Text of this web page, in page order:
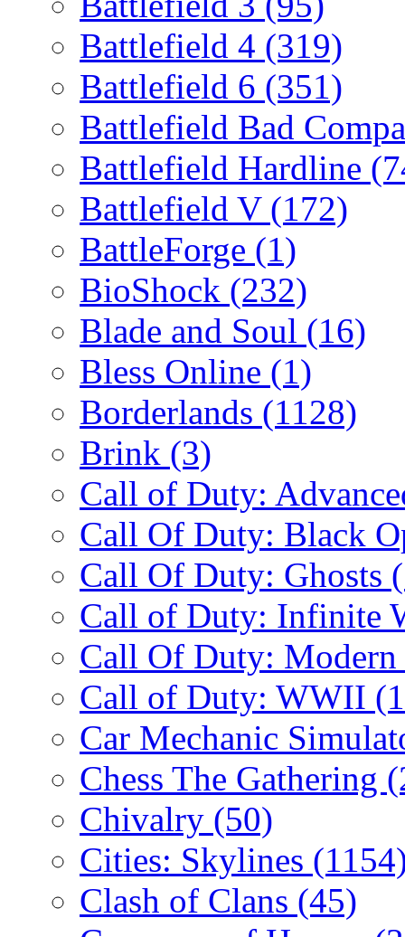
Battlefield 4 (319)
Battlefield 6 (351)
Battlefield Bad
Battlefield Hardline
Battlefield V (172)
BattleForge (1)
BioShock (232)
Blade and Soul (16)
Bless Online (1)
Borderlands (1128)
Brink (3)
Call of Duty:
Call Of Duty: Black
Call Of Duty: Ghosts
Call of Duty: Infinite
Call Of Duty:
Call of Duty: WWII
Car Mechanic
Chess The Gathering
Chivalry (50)
Cities: Skylines
Clash of Clans (45)